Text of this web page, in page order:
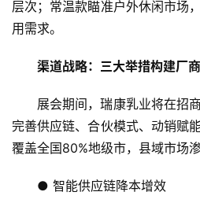
商
业
生
活
层次；常温款瞄准户外休闲市场
用需求。
渠道战略： 三大举措构建厂
展会期间，瑞康乳业将在招
完善供应链、合伙模式、动销赋
覆盖全国80%地级市，县域市场
● 智能供应链降本增效